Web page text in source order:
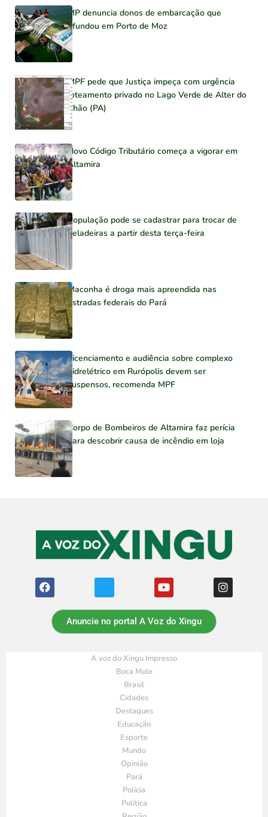
MP denuncia donos de embarcação que
afundou em Porto de Moz
MPF pede que Justiça impeça com urgência
loteamento privado no Lago Verde de Alter do
Chão (PA)
Novo Código Tributário começa a vigorar em
Altamira
População pode se cadastrar para trocar de
geladeiras a partir desta terça-feira
Maconha é droga mais apreendida nas
estradas federais do Pará
Licenciamento e audiência sobre complexo
hidrelétrico em Rurópolis devem ser
suspensos, recomenda MPF
Corpo de Bombeiros de Altamira faz perícia
para descobrir causa de incêndio em loja
Anuncie no portal A Voz do Xingu
A voz do Xingu Impresso
Boca Mole
Brasil
Cidades
Destaques
Educação
Esporte
Mundo
Opinião
Pará
Polícia
Política